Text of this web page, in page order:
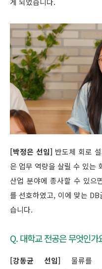
[박정은 선임] 반도체 회로
은 업무 역량을 살릴 수 있는
산업 분야에 종사할 수 있으
를 선호하였고, 이에 맞는
습니다.
Q. 대학교 전공은 무엇인가
[강동균 선임]
물류를